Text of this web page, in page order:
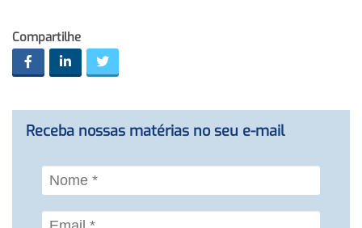
Compartilhe
Receba nossas matérias no seu e-mail